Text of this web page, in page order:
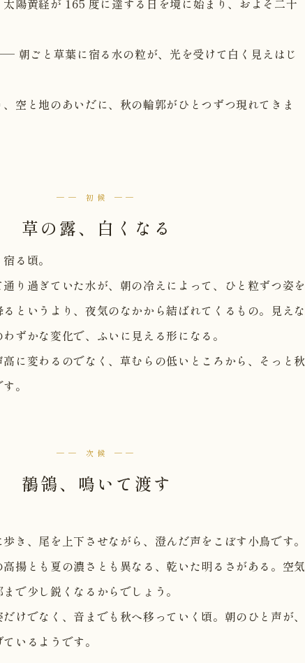
陽黄経が 165 度に達する日を境に始まり、およそ二十
朝ごと草葉に宿る水の粒が、光を受けて白く見えはじ
空と地のあいだに、秋の輪郭がひとつずつ現れてきま
── 初候 ──
草の露、白くなる
る頃。
り過ぎていた水が、朝の冷えによって、ひと粒ずつ姿を
というより、夜気のなかから結ばれてくるもの。見えな
ずかな変化で、ふいに見える形になる。
に変わるのでなく、草むらの低いところから、そっと秋
。
── 次候 ──
鶺鴒、鳴いて渡す
き、尾を上下させながら、澄んだ声をこぼす小鳥です。
揚とも夏の濃さとも異なる、乾いた明るさがある。空気
で少し鋭くなるからでしょう。
けでなく、音までも秋へ移っていく頃。朝のひと声が、
いるようです。